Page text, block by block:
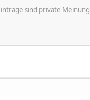
sind private